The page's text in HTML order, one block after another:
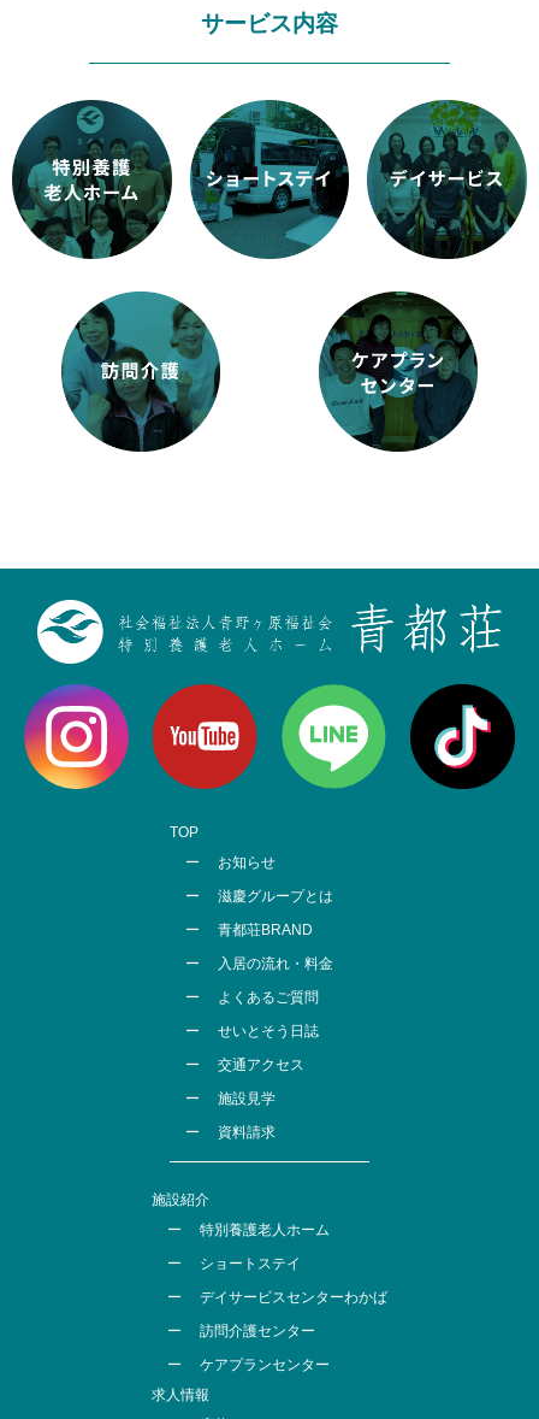
サービス内容
TOP
お知らせ
滋慶グループとは
青都荘BRAND
入居の流れ・料金
よくあるご質問
せいとそう日誌
交通アクセス
施設見学
資料請求
施設紹介
特別養護老人ホーム
ショートステイ
デイサービスセンターわかば
訪問介護センター
ケアプランセンター
求人情報